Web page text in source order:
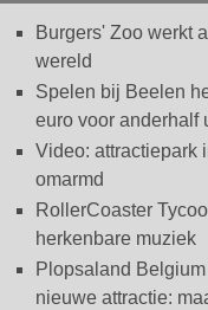
Burgers' Zoo werkt
wereld
Spelen bij Beelen
euro voor anderhalf
Video: attractiepark
omarmd
RollerCoaster
herkenbare muziek
Plopsaland
nieuwe attractie: